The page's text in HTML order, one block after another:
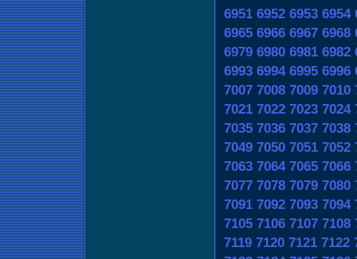
6951 6952 6953 6954
6965 6966 6967 6968
6979 6980 6981 6982
6993 6994 6995 6996
7007 7008 7009 7010
7021 7022 7023 7024
7035 7036 7037 7038
7049 7050 7051 7052
7063 7064 7065 7066
7077 7078 7079 7080
7091 7092 7093 7094
7105 7106 7107 7108
7119 7120 7121 7122